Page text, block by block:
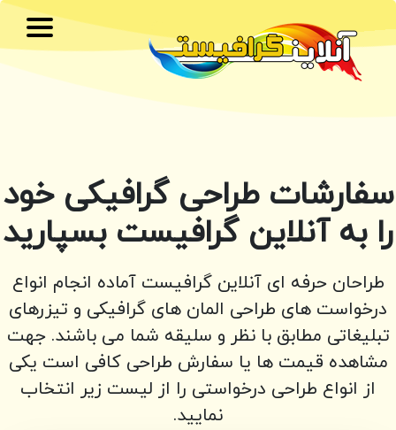
آرم و لوگو
پست و استوری
کارهای چاپی
سایر
سفارشات طراحی گرافیکی خود
را به آنلاین گرافیست بسپارید
طراحان حرفه ای آنلاین گرافیست آماده انجام انواع
درخواست های طراحی المان های گرافیکی و تیزرهای
تبلیغاتی مطابق با نظر و سلیقه شما می باشند. جهت
مشاهده قیمت ها یا سفارش طراحی کافی است یکی
از انواع طراحی درخواستی را از لیست زیر انتخاب
نمایید.